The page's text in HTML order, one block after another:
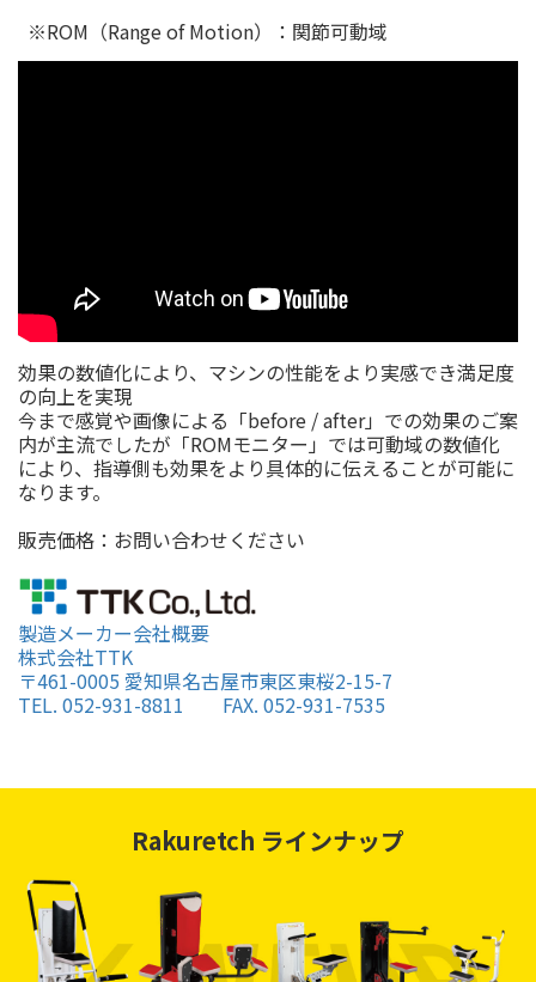
※ROM（Range of Motion）：関節可動域
効果の数値化により、マシンの性能をより実感でき満足度
の向上を実現
今まで感覚や画像による「before / after」での効果のご案
内が主流でしたが「ROMモニター」では可動域の数値化
により、指導側も効果をより具体的に伝えることが可能に
なります。
販売価格：お問い合わせください
製造メーカー会社概要
株式会社TTK
〒461-0005 愛知県名古屋市東区東桜2-15-7
TEL. 052-931-8811 FAX. 052-931-7535
Rakuretch ラインナップ